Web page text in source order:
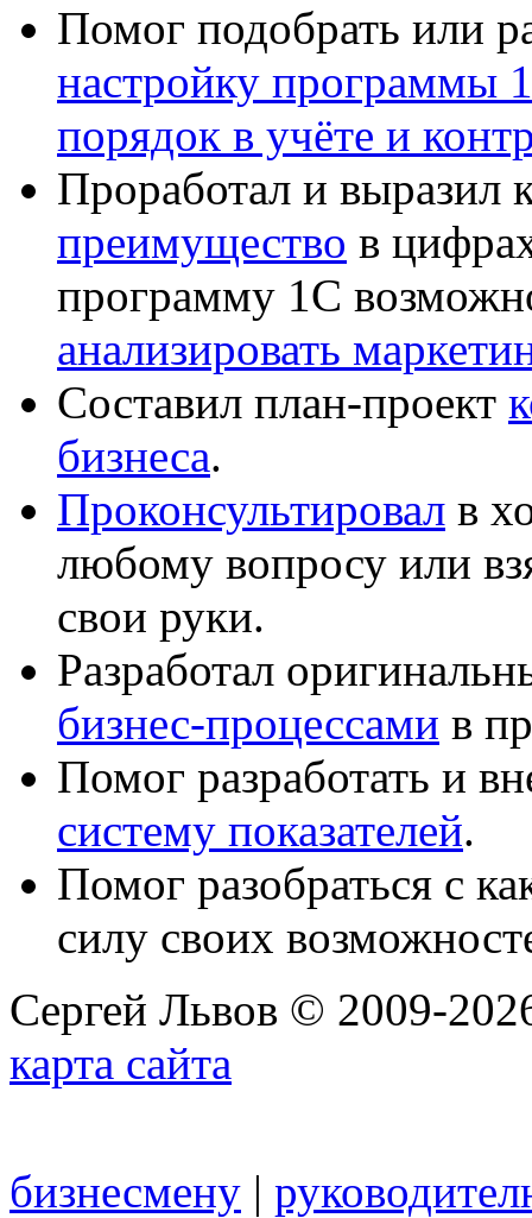
Помог подобрать или
настройку программы
порядок в учёте и
Проработал и выразил
преимущество в
программу 1С
анализировать
Составил план-проект
бизнеса.
Проконсультировал в
любому вопросу или
свои руки.
Разработал
бизнес-процессами в
Помог разработать и
систему показателей.
Помог разобраться с
силу своих
Сергей Львов © 2009-
карта сайта
бизнесмену |